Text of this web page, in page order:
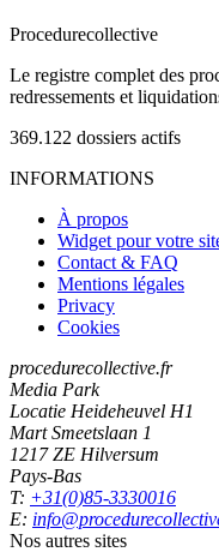
Procedurecollective
Le registre complet des
redressements et
369.122 dossiers actifs
INFORMATIONS
À propos
Widget pour votre
Contact & FAQ
Mentions légales
Privacy
Cookies
procedurecollective.fr
Media Park
Locatie Heideheuvel H1
Mart Smeetslaan 1
1217 ZE Hilversum
Pays-Bas
T: +31(0)85-3330016
E:
Nos autres sites